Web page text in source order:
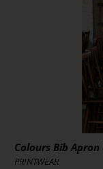
Colours Bib
PRINTWEAR